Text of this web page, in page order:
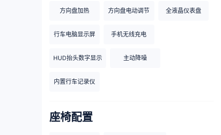
方向盘加热 方向盘电动调节 全液晶仪表盘
行车电脑显示屏 手机无线充电
HUD抬头数字显示 主动降噪
内置行车记录仪
座椅配置